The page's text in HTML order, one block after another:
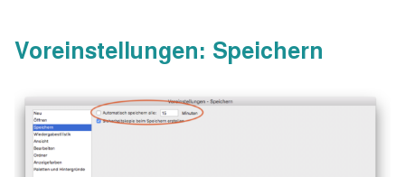
Voreinstellungen: Speichern